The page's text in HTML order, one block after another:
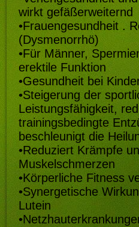
wirkt gefäßerweiternd
•Frauengesundheit .
(Dysmenorrhö)
•Für Männer,
erektile Funktion
•Gesundheit bei
•Steigerung der
Leistungsfähigkeit,
trainingsbedingte
beschleunigt die
•Reduziert Krämpfe
Muskelschmerzen
•Körperliche Fitness
•Synergetische
Lutein
•